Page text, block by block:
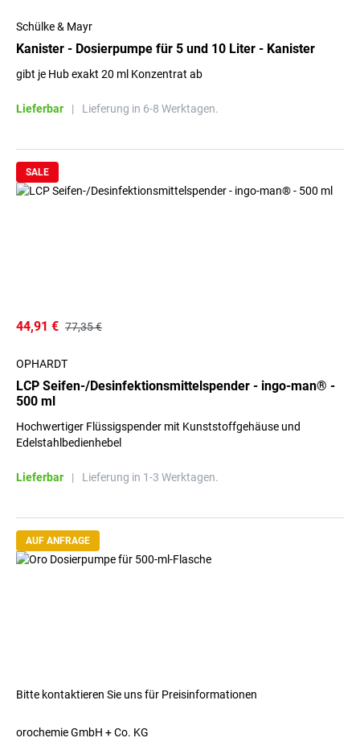
Schülke & Mayr
Kanister - Dosierpumpe für 5 und 10 Liter - Kanister
gibt je Hub exakt 20 ml Konzentrat ab
Lieferbar | Lieferung in 6-8 Werktagen.
SALE
44,91 € 77,35 €
OPHARDT
LCP Seifen-/Desinfektionsmittelspender - ingo-man® -
500 ml
Hochwertiger Flüssigspender mit Kunststoffgehäuse und
Edelstahlbedienhebel
Lieferbar | Lieferung in 1-3 Werktagen.
AUF ANFRAGE
Bitte kontaktieren Sie uns für Preisinformationen
orochemie GmbH + Co. KG